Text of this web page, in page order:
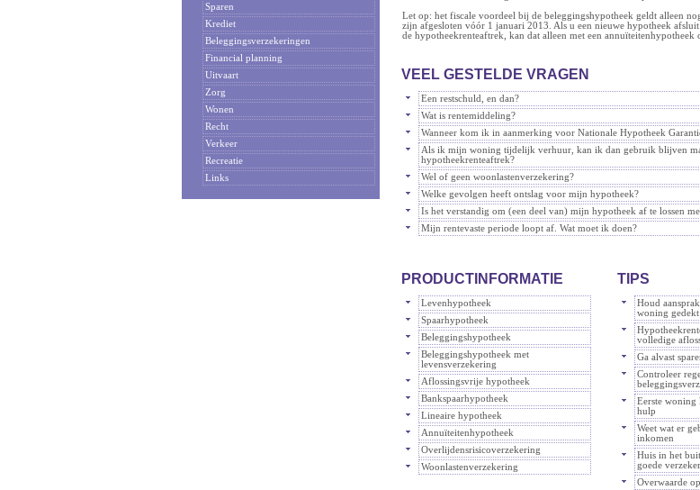
Sparen
Krediet
Beleggingsverzekeringen
Financial planning
Uitvaart
Zorg
Wonen
Recht
Verkeer
Recreatie
Links
Let op: het fiscale voordeel bij de beleggingshypotheek geldt alleen
zijn afgesloten vóór 1 januari 2013. Als u een nieuwe hypotheek
de hypotheekrenteaftrek, kan dat alleen met een annuïteitenhypotheek
VEEL GESTELDE VRAGEN
Een restschuld, en dan?
Wat is rentemiddeling?
Wanneer kom ik in aanmerking voor Nationale Hypotheek
Als ik mijn woning tijdelijk verhuur, kan ik dan gebruik blijven
hypotheekrenteaftrek?
Wel of geen woonlastenverzekering?
Welke gevolgen heeft ontslag voor mijn hypotheek?
Is het verstandig om (een deel van) mijn hypotheek af te lossen
Mijn rentevaste periode loopt af. Wat moet ik doen?
PRODUCTINFORMATIE
Levenhypotheek
Spaarhypotheek
Beleggingshypotheek
Beleggingshypotheek met
levensverzekering
Aflossingsvrije hypotheek
Bankspaarhypotheek
Lineaire hypotheek
Annuïteitenhypotheek
Overlijdensrisicoverzekering
Woonlastenverzekering
TIPS
Houd
woning gedekt
volledige
Ga alvast
Controleer
Eerste woning
hulp
Weet wat er
inkomen
Huis in het
goede
Overwaarde